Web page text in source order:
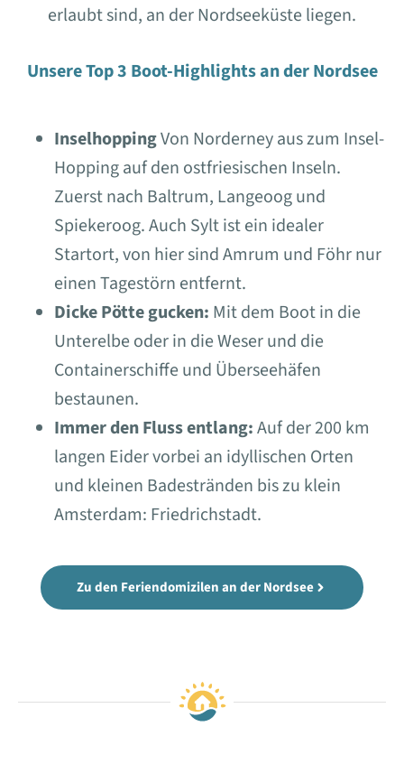
erlaubt sind, an der Nordseeküste liegen.
Unsere Top 3 Boot-Highlights an der Nordsee
InselhoppingVon Norderney aus zum Insel-
Hopping auf den ostfriesischen Inseln.
Zuerst nach Baltrum, Langeoog und
Spiekeroog. Auch Sylt ist ein idealer
Startort, von hier sind Amrum und Föhr nur
einen Tagestörn entfernt.
Dicke Pötte gucken: Mit dem Boot in die
Unterelbe oder in die Weser und die
Containerschiffe und Überseehäfen
bestaunen.
Immer den Fluss entlang:Auf der 200 km
langen Eider vorbei an idyllischen Orten
und kleinen Badestränden bis zu klein
Amsterdam: Friedrichstadt.
Zu den Feriendomizilen an der Nordsee